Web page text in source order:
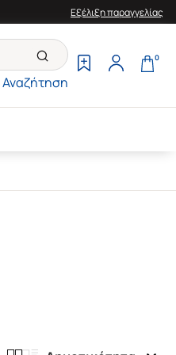
Εξέλιξη παραγγελίας
0